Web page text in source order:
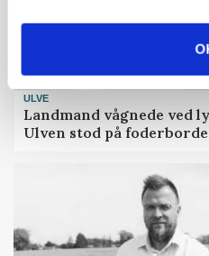
ULVE
Landmand vågnede ved
Ulven stod på